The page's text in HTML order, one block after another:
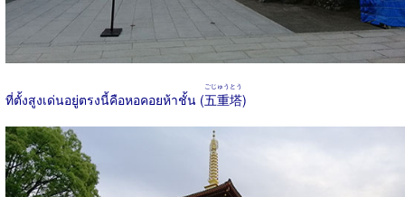
ที่ตั้งสูงเด่นอยู่ตรงนี้คือหอคอยห้าชั้น (五重塔
ごじゅうとう
)